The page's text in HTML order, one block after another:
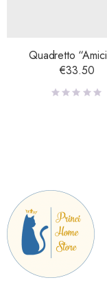
Quadretto
€33.50